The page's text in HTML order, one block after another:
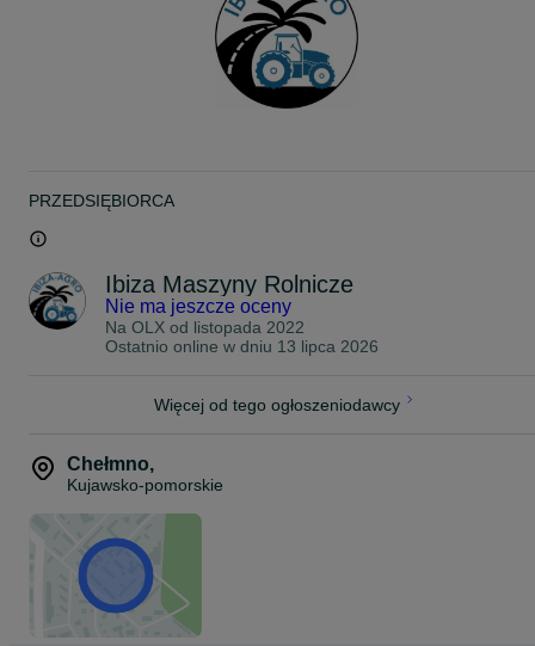
Możliwość dokupienia również kłów (max. 4 sztuki).
W sprzedaży mamy również pasujący do ramki chwytak do
widły do palet, kły do bel, euroramka, widły do palet, euroramka z
widłami, paleciak z tulejami, widły do palet z tulejami, paleciak do
Ursusa, paleciak do C330, paleciak do C360, paleciak do Zetora,
paleciak do tura, paleciak do ciągnika, widły do palet na tura, widły
do palet na ciągnik
PRZEDSIĘBIORCA
Ibiza Maszyny Rolnicze
Nie ma jeszcze oceny
Na OLX od listopada 2022
Ostatnio online w dniu 13 lipca 2026
Więcej od tego ogłoszeniodawcy
Chełmno,
Kujawsko-pomorskie